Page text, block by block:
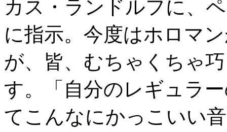
カス・ランドルフに、
に指示。今度はホロマ
が、皆、むちゃくちゃ
す。「自分のレギュラ
てこんなにかっこいい